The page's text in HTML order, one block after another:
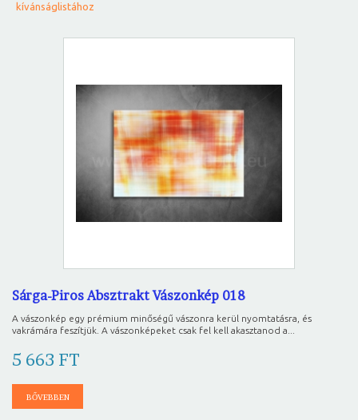
kívánságlistához
Sárga-Piros Absztrakt Vászonkép 018
A vászonkép egy prémium minőségű vászonra kerül nyomtatásra, és
vakrámára feszítjük. A vászonképeket csak fel kell akasztanod a...
5 663 FT
BŐVEBBEN